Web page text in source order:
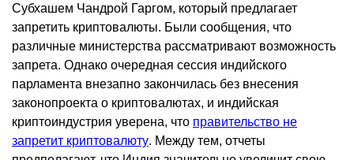
Субхашем Чандрой Гаргом, который предлагает
запретить криптовалюты. Были сообщения, что
различные министерства рассматривают возможность
запрета. Однако очередная сессия индийского
парламента внезапно закончилась без внесения
законопроекта о криптовалютах, и индийская
криптоиндустрия уверена, что правительство не
запретит криптовалюту. Между тем, отчеты